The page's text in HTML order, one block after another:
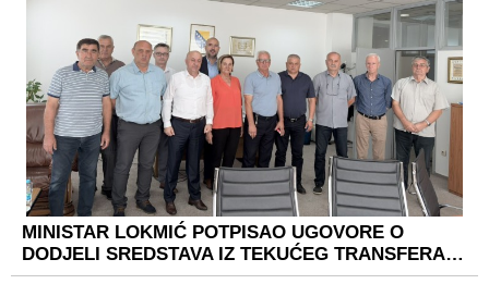
MINISTAR LOKMIĆ POTPISAO UGOVORE O
DODJELI SREDSTAVA IZ TEKUĆEG TRANSFERA…